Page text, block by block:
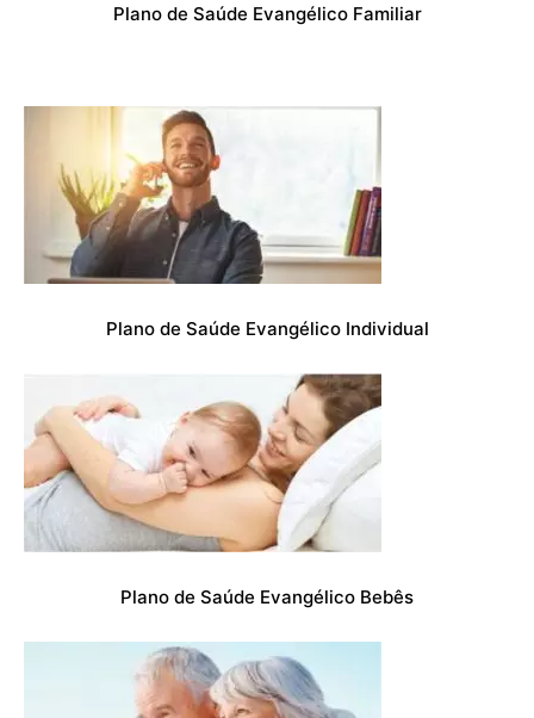
Plano de Saúde Evangélico Familiar
Plano de Saúde Evangélico Individual
Plano de Saúde Evangélico Bebês